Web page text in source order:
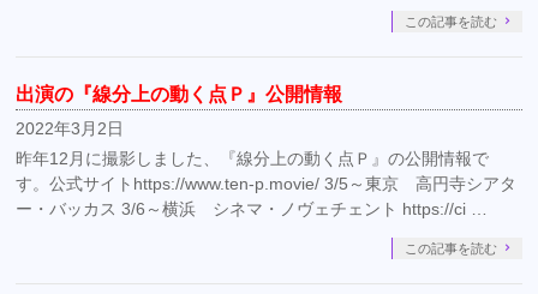
この記事を読む
出演の『線分上の動く点Ｐ』公開情報
2022年3月2日
昨年12月に撮影しました、『線分上の動く点Ｐ』の公開情報で
す。公式サイトhttps://www.ten-p.movie/ 3/5～東京 高円寺シアタ
ー・バッカス 3/6～横浜 シネマ・ノヴェチェント https://ci …
この記事を読む